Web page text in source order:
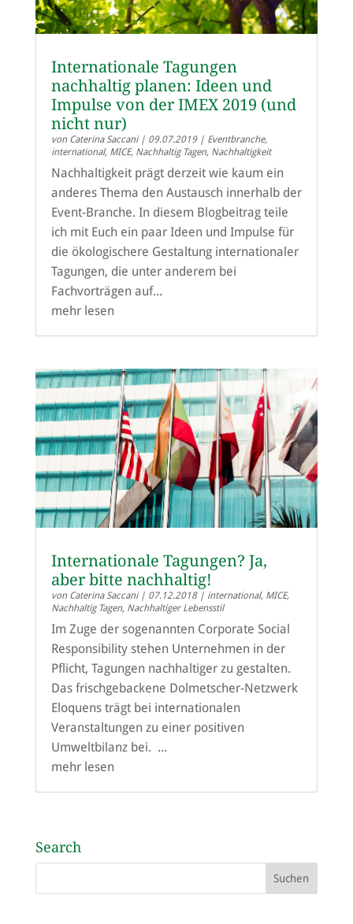
Internationale Tagungen
nachhaltig planen: Ideen und
Impulse von der IMEX 2019 (und
nicht nur)
von Caterina Saccani| 09.07.2019| Eventbranche,
international, MICE, Nachhaltig Tagen, Nachhaltigkeit
Nachhaltigkeit prägt derzeit wie kaum ein
anderes Thema den Austausch innerhalb der
Event-Branche. In diesem Blogbeitrag teile
ich mit Euch ein paar Ideen und Impulse für
die ökologischere Gestaltung internationaler
Tagungen, die unter anderem bei
Fachvorträgen auf...
mehr lesen
Internationale Tagungen? Ja,
aber bitte nachhaltig!
von Caterina Saccani| 07.12.2018| international, MICE,
Nachhaltig Tagen, Nachhaltiger Lebensstil
Im Zuge der sogenannten Corporate Social
Responsibility stehen Unternehmen in der
Pflicht, Tagungen nachhaltiger zu gestalten.
Das frischgebackene Dolmetscher-Netzwerk
Eloquens trägt bei internationalen
Veranstaltungen zu einer positiven
Umweltbilanz bei. ...
mehr lesen
Search